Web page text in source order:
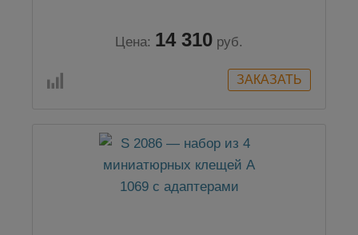
Цена: 14 310 руб.